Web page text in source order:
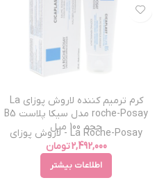
کرم ترمیم کننده لاروش پوزای La
roche-Posay مدل سیکا پلاست B5
حجم 100 میل
La Roche-Posay - لاروش پوزای
2,492,000تومان
اطلاعات بیشتر